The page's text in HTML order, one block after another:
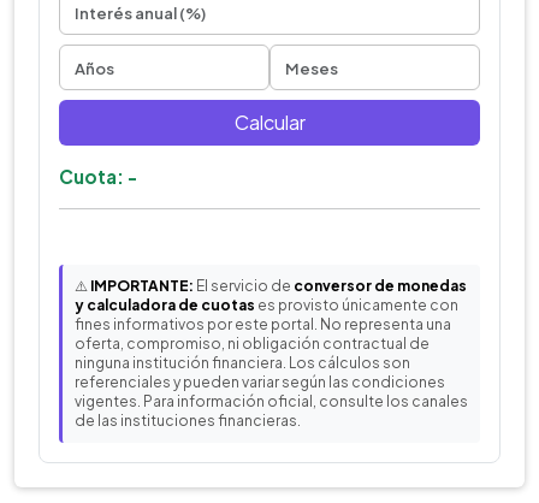
Calcular
Cuota: -
⚠️ IMPORTANTE: El servicio de conversor de monedas
y calculadora de cuotas es provisto únicamente con
fines informativos por este portal. No representa una
oferta, compromiso, ni obligación contractual de
ninguna institución financiera. Los cálculos son
referenciales y pueden variar según las condiciones
vigentes. Para información oficial, consulte los canales
de las instituciones financieras.